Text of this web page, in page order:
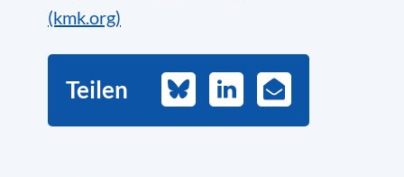
(kmk.org)
Teilen BlueskyLinkedIn
E-
Mail